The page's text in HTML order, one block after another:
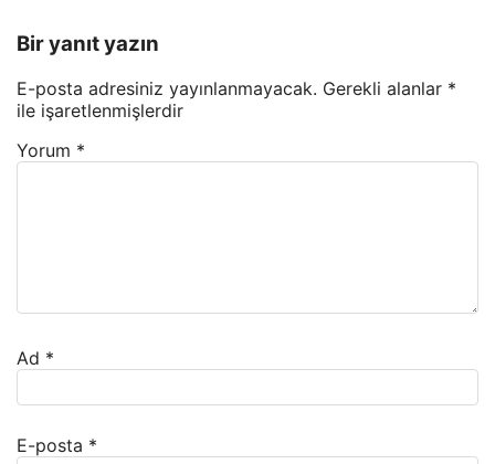
Bir yanıt yazın
E-posta adresiniz yayınlanmayacak. Gerekli alanlar *
ile işaretlenmişlerdir
Yorum *
Ad *
E-posta *